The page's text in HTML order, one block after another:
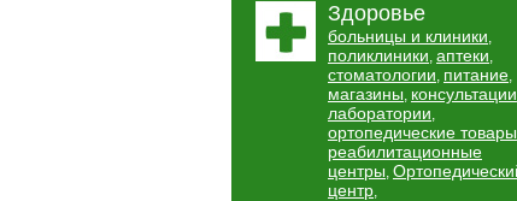
Здоровье
больницы и клиники,
поликлиники, аптеки,
стоматологии, питание,
магазины, консультации
лаборатории,
ортопедические товары
реабилитационные
центры,
центр,